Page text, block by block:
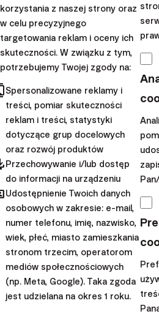
korzystania z naszej strony oraz
w celu precyzyjnego
targetowania reklam i oceny ich
skuteczności. W związku z tym,
potrzebujemy Twojej zgody na:
Spersonalizowane reklamy i
treści, pomiar skuteczności
reklam i treści, statystyki
dotyczące grup docelowych
oraz rozwój produktów
Przechowywanie i/lub dostęp
do informacji na urządzeniu
Udostępnienie Twoich danych
osobowych w zakresie: e-mail,
numer telefonu, imię, nazwisko,
wiek, płeć, miasto zamieszkania
stronom trzecim, operatorom
mediów społecznościowych
(np. Meta, Google). Taka zgoda
jest udzielana na okres 1 roku.